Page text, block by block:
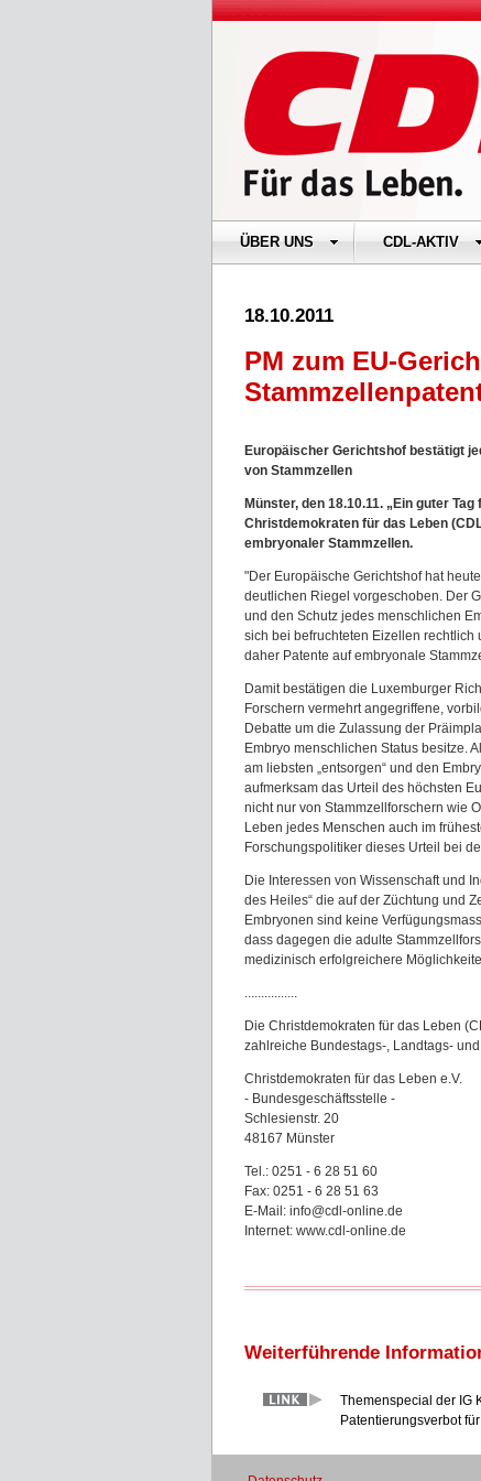
ÜBER UNS CDL-AKTIV
18.10.2011
PM zum EU-
Europäischer Gerichtshof bestätigt
von Stammzellen
Münster, den 18.10.11. „Ein guter
Christdemokraten für das Leben
embryonaler Stammzellen.
"Der Europäische Gerichtshof hat
deutlichen Riegel vorgeschoben. Der
und den Schutz jedes menschlichen
sich bei befruchteten Eizellen
daher Patente auf embryonale
Damit bestätigen die Luxemburger
Forschern vermehrt angegriffene,
Debatte um die Zulassung der
Embryo menschlichen Status besitze.
am liebsten „entsorgen“ und den
aufmerksam das Urteil des höchsten
nicht nur von Stammzellforschern wie
Leben jedes Menschen auch im
Forschungspolitiker dieses Urteil bei
Die Interessen von Wissenschaft und
des Heiles“ die auf der Züchtung und
Embryonen sind keine
dass dagegen die adulte
medizinisch erfolgreichere
................
Die Christdemokraten für das Leben
zahlreiche Bundestags-, Landtags-
Christdemokraten für das Leben e.V.
- Bundesgeschäftsstelle -
Schlesienstr. 20
48167 Münster
Tel.: 0251 - 6 28 51 60
Fax: 0251 - 6 28 51 63
E-Mail: info@cdl-online.de
Internet: www.cdl-online.de
Weiterführende
Themenspecial der IG
Patentierungsverbot